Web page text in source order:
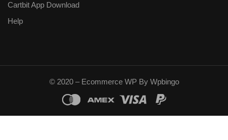
Cartbit App Download
Help
© 2020 – Ecommerce WP By Wpbingo